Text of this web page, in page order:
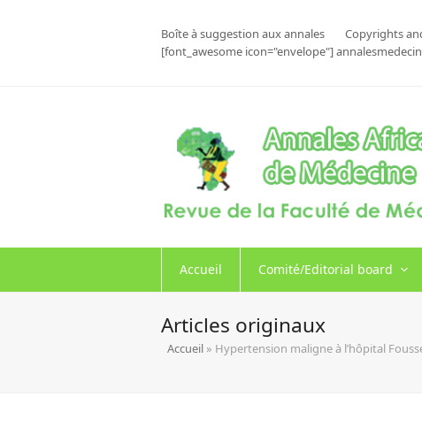
Boîte à suggestion aux annales Copyrights
[font_awesome icon="envelope"]
Accueil Comité/Editorial board
Articles originaux
Accueil » Hypertension maligne à l’hôpital